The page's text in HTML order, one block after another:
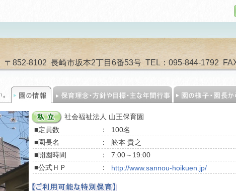
〒852-8102 長崎市坂本2丁目6番53号 TEL：095-844-1792
社会福祉法人 山王保育園
■定員数
：
100名
■園長名
：
舩本 貴之
■開園時間
：
7:00～19:00
■公式ＨＰ
： http://www.sannou-hoikuen.jp/